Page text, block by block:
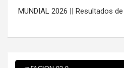
MUNDIAL 2026 || Resultados